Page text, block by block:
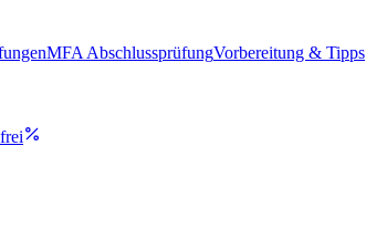
MFA AbschlussprüfungVorbereitung & Tipps